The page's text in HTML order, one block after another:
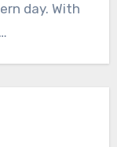
day. With